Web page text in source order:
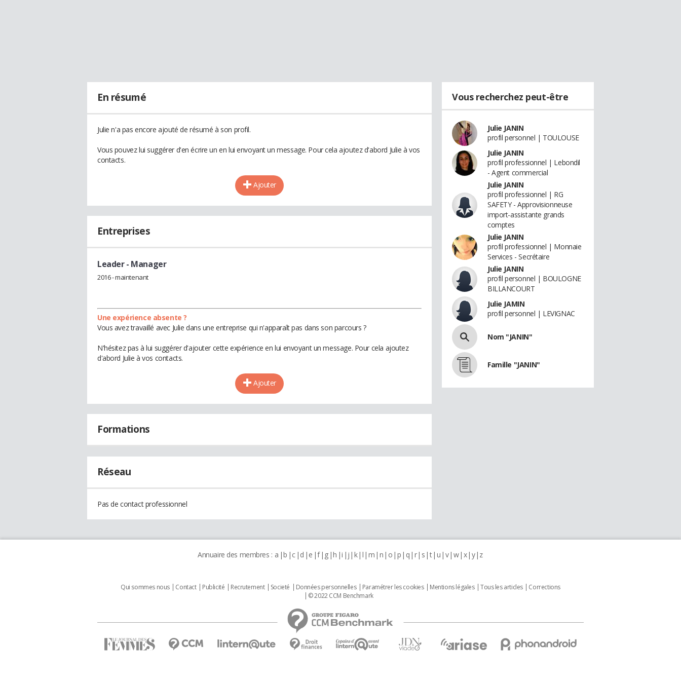
En résumé
Julie n'a pas encore ajouté de résumé à son profil.
Vous pouvez lui suggérer d'en écrire un en lui envoyant un message. Pour cela ajoutez d'abord Julie à vos
contacts.
Ajouter
Entreprises
Leader- Manager
2016 - maintenant
Une expérience absente ?
Vous avez travaillé avec Julie dans une entreprise qui n'apparaît pas dans son parcours ?
N'hésitez pas à lui suggérer d'ajouter cette expérience en lui envoyant un message. Pour cela ajoutez
d'abord Julie à vos contacts.
Ajouter
Formations
Réseau
Pas de contact professionnel
Vous recherchez peut-être
Julie JANIN
profil personnel | TOULOUSE
Julie JANIN
profil professionnel | Lebondil
- Agent commercial
Julie JANIN
profil professionnel | RG
SAFETY - Approvisionneuse
import-assistante grands
comptes
Julie JANIN
profil professionnel | Monnaie
Services - Secrétaire
Julie JANIN
profil personnel | BOULOGNE
BILLANCOURT
Julie JAMIN
profil personnel | LEVIGNAC
Nom "JANIN"
Famille "JANIN"
Annuaire des membres : a b c d e f g h i j k l m n o p q r s t u v w x y z
Qui sommes nous Contact Publicité Recrutement Societé Données personnelles Paramétrer les cookies Mentions légales Tous les articles
Corrections
© 2022 CCM Benchmark